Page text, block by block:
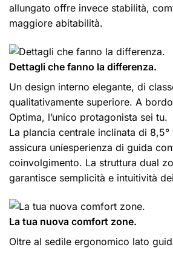
allungato offre invece stabilità,
maggiore abitabilità.
Dettagli che fanno la differenza.
Un design interno elegante, di
qualitativamente superiore. A
Optima, l’unico protagonista sei tu.
La plancia centrale inclinata di
assicura uníesperienza di guida
coinvolgimento. La struttura dual
garantisce semplicità e intuitività
La tua nuova comfort zone.
Oltre al sedile ergonomico lato